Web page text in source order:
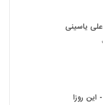
یاسینی
روزا